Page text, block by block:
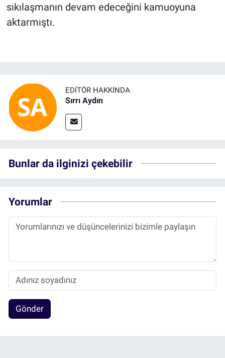
sıkılaşmanın devam edeceğini kamuoyuna
aktarmıştı.
EDITÖR HAKKINDA
Sırrı Aydın
Bunlar da ilginizi çekebilir
Yorumlar
Gönder